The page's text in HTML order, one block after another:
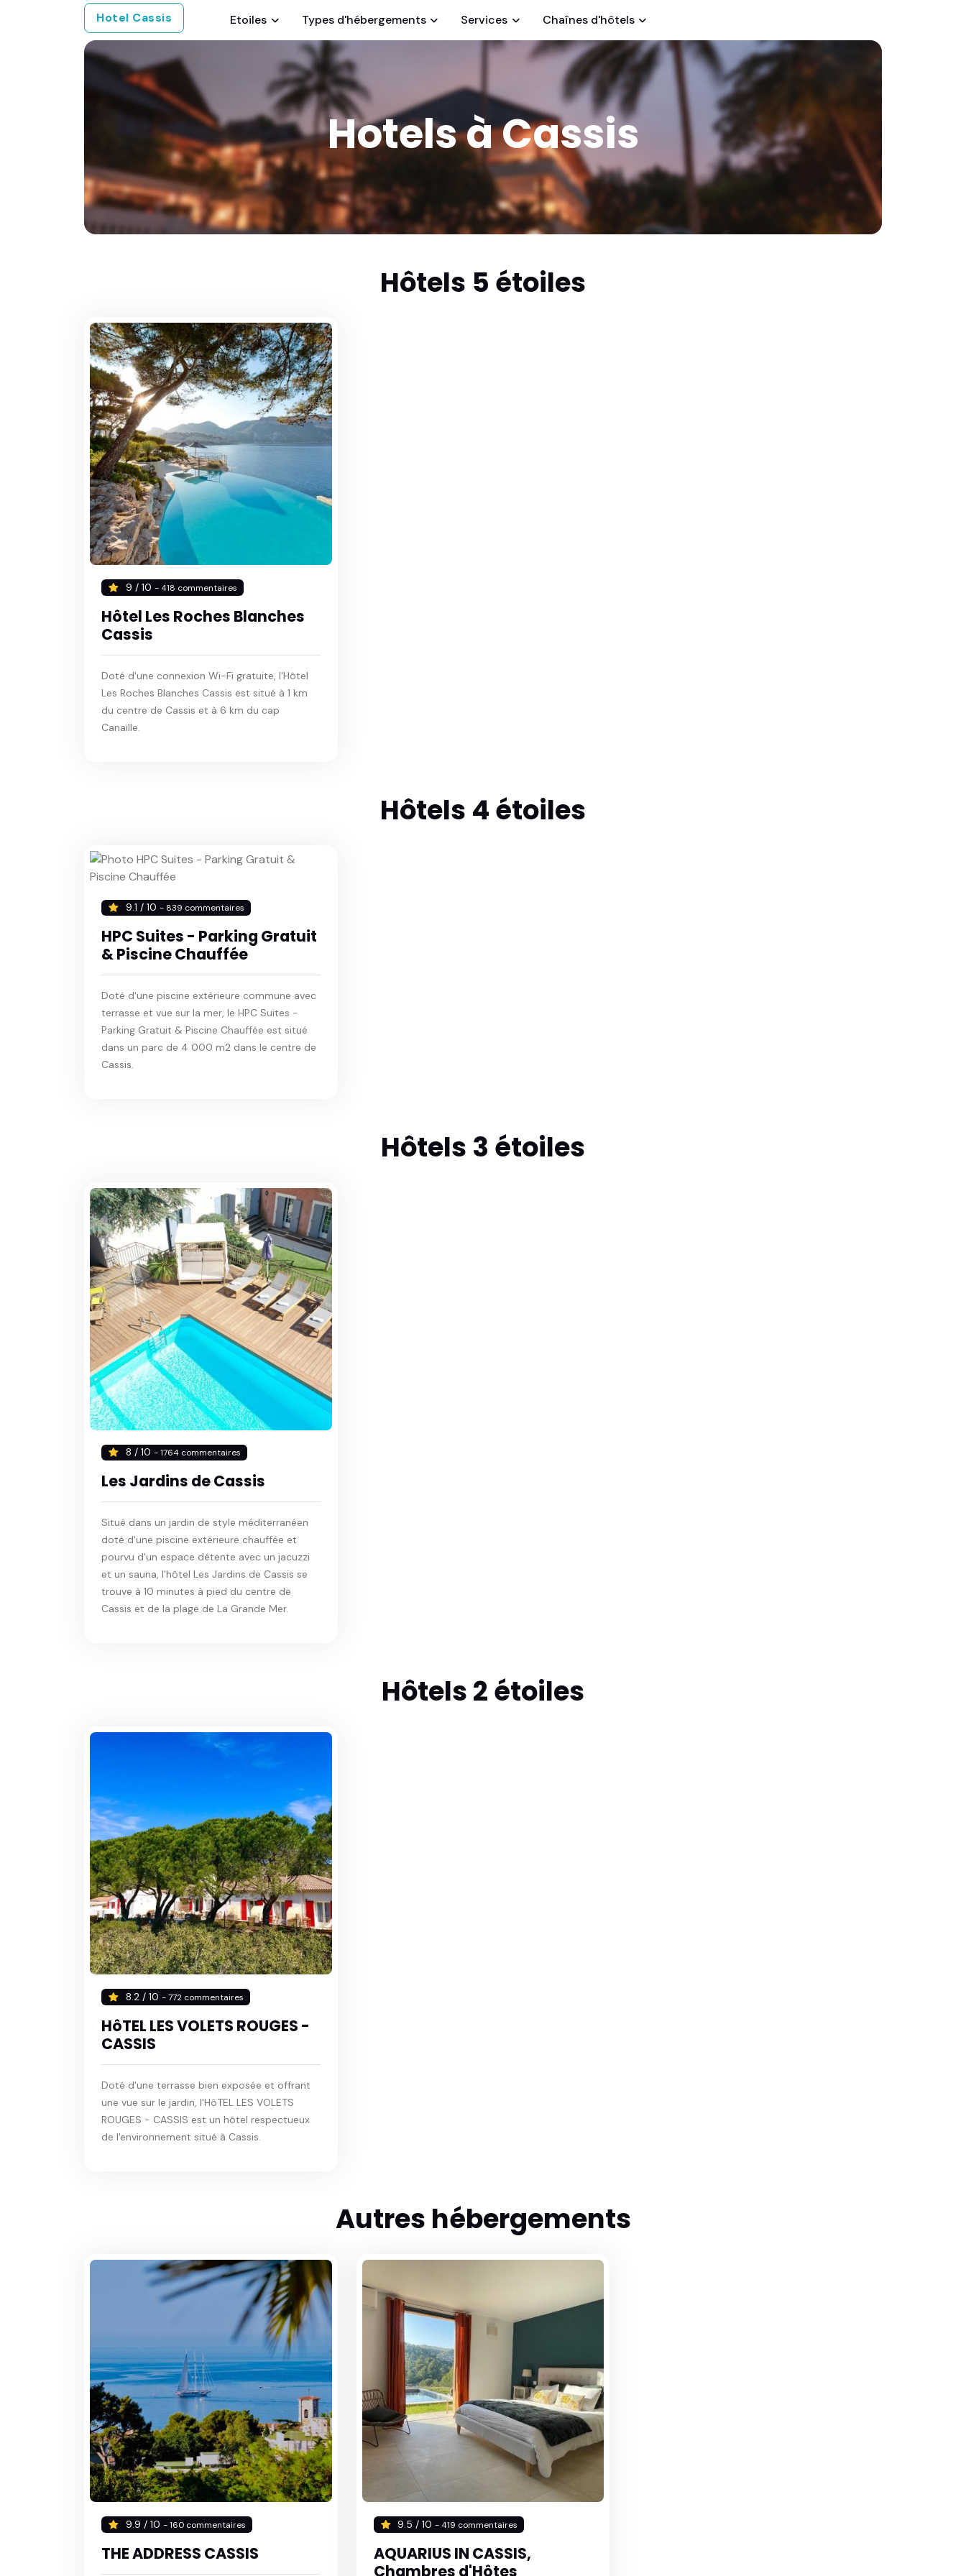
Hotel Cassis Etoiles Types d'hébergements Services Chaînes d'hôtels
Hotels à Cassis
Hôtels 5 étoiles
9 / 10 - 418 commentaires
Hôtel Les Roches Blanches
Cassis
Doté d'une connexion Wi-Fi gratuite, l'Hôtel
Les Roches Blanches Cassis est situé à 1 km
du centre de Cassis et à 6 km du cap
Canaille.
Hôtels 4 étoiles
9.1 / 10 - 839 commentaires
HPC Suites - Parking Gratuit
& Piscine Chauffée
Doté d'une piscine extérieure commune avec
terrasse et vue sur la mer, le HPC Suites -
Parking Gratuit & Piscine Chauffée est situé
dans un parc de 4 000 m2 dans le centre de
Cassis.
Hôtels 3 étoiles
8 / 10 - 1764 commentaires
Les Jardins de Cassis
Situé dans un jardin de style méditerranéen
doté d'une piscine extérieure chauffée et
pourvu d'un espace détente avec un jacuzzi
et un sauna, l'hôtel Les Jardins de Cassis se
trouve à 10 minutes à pied du centre de
Cassis et de la plage de La Grande Mer.
Hôtels 2 étoiles
8.2 / 10 - 772 commentaires
HôTEL LES VOLETS ROUGES -
CASSIS
Doté d'une terrasse bien exposée et offrant
une vue sur le jardin, l'HôTEL LES VOLETS
ROUGES - CASSIS est un hôtel respectueux
de l'environnement situé à Cassis.
Autres hébergements
9.9 / 10 - 160 commentaires
THE ADDRESS CASSIS
9.5 / 10- 419 commentaires
AQUARIUS IN CASSIS,
Chambres d'Hôtes